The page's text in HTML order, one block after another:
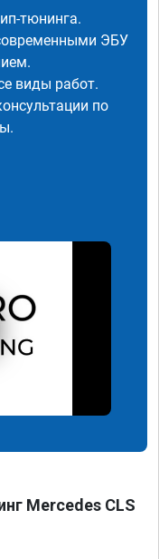
тюнинга.
ЭБУ
виды работ.
по
Mercedes CLS